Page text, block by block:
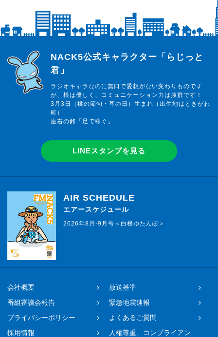
らじっと君
NACK5公式キャラクター「らじっと
君」
ラジオキャラなのに無口で愛想がない変わりものです
が、根は優しく、コミュニケーション力は抜群です！
3月3日（桃の節句・耳の日）生まれ（出生地はときがわ
町）
座右の銘「足で稼ぐ」
LINEスタンプを見る
AIR SCHEDULE
エアースケジュール
2026年8月-9月号＜白根ゆたんぽ＞
会社概要
放送基準
番組審議会報告
緊急地震速報
プライバシーポリシー
よくあるご質問
採用情報
人権尊重、コンプライアン